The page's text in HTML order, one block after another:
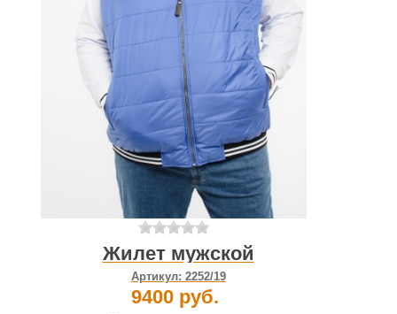
Жилет мужской
Артикул: 2252/19
9400 руб.